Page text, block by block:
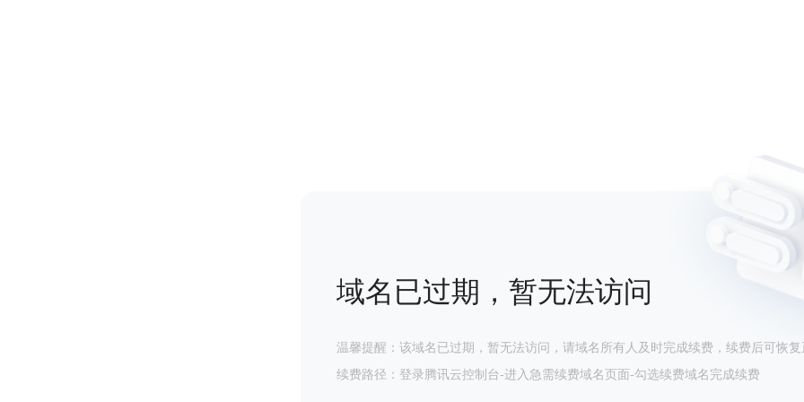
域名已过期，暂无法访问
温馨提醒：该域名已过期，暂无法访问，请域名所有人及时完成续费，续费后可恢复
续费路径：登录腾讯云控制台-进入急需续费域名页面-勾选续费域名完成续费